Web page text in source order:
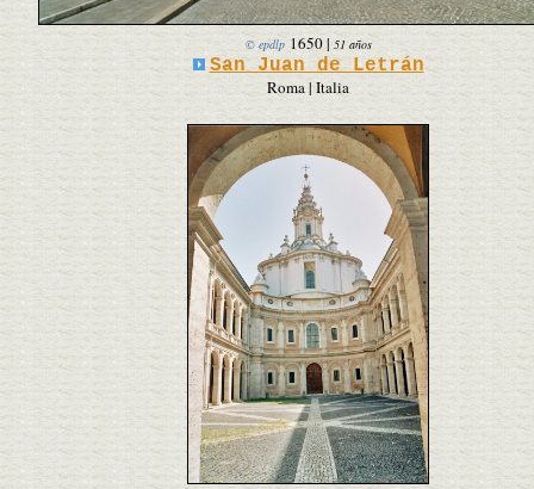
© epdlp 1650| 51 años
San Juan de Letrán
Roma | Italia